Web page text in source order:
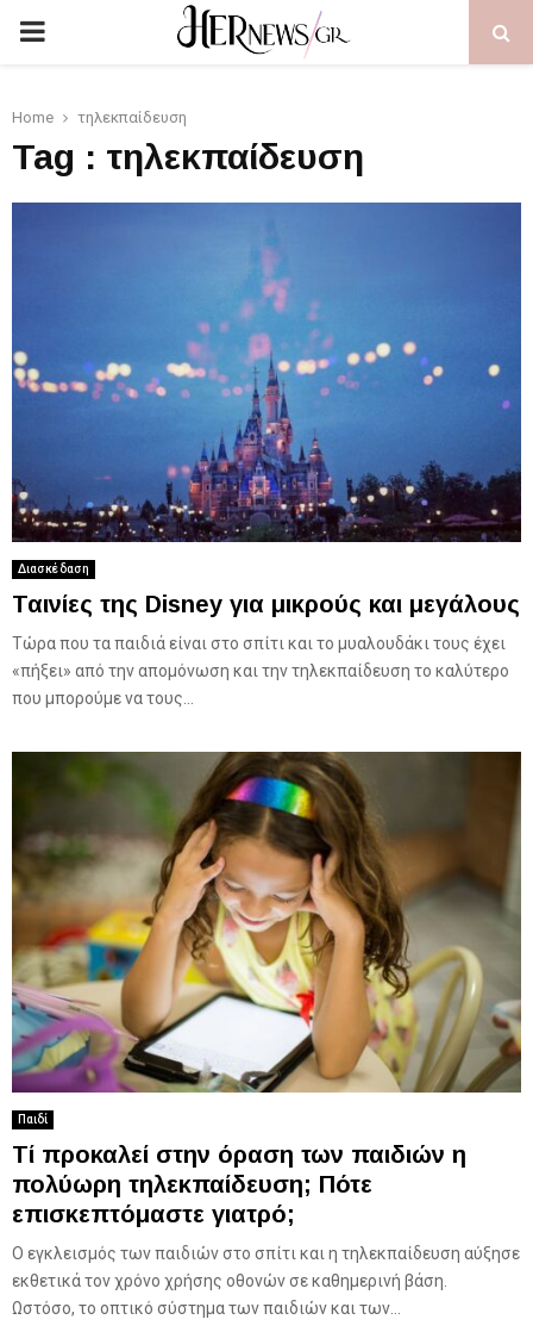
PRIMARY
Home τηλεκπαίδευση
Tag : τηλεκπαίδευση
Διασκέδαση
Ταινίες της Disney για μικρούς και μεγάλους
Τώρα που τα παιδιά είναι στο σπίτι και το μυαλουδάκι τους έχει
«πήξει» από την απομόνωση και την τηλεκπαίδευση το καλύτερο
που μπορούμε να τους...
Παιδί
Τί προκαλεί στην όραση των παιδιών η
πολύωρη τηλεκπαίδευση; Πότε
επισκεπτόμαστε γιατρό;
Ο εγκλεισμός των παιδιών στο σπίτι και η τηλεκπαίδευση αύξησε
εκθετικά τον χρόνο χρήσης οθονών σε καθημερινή βάση.
Ωστόσο, το οπτικό σύστημα των παιδιών και των...